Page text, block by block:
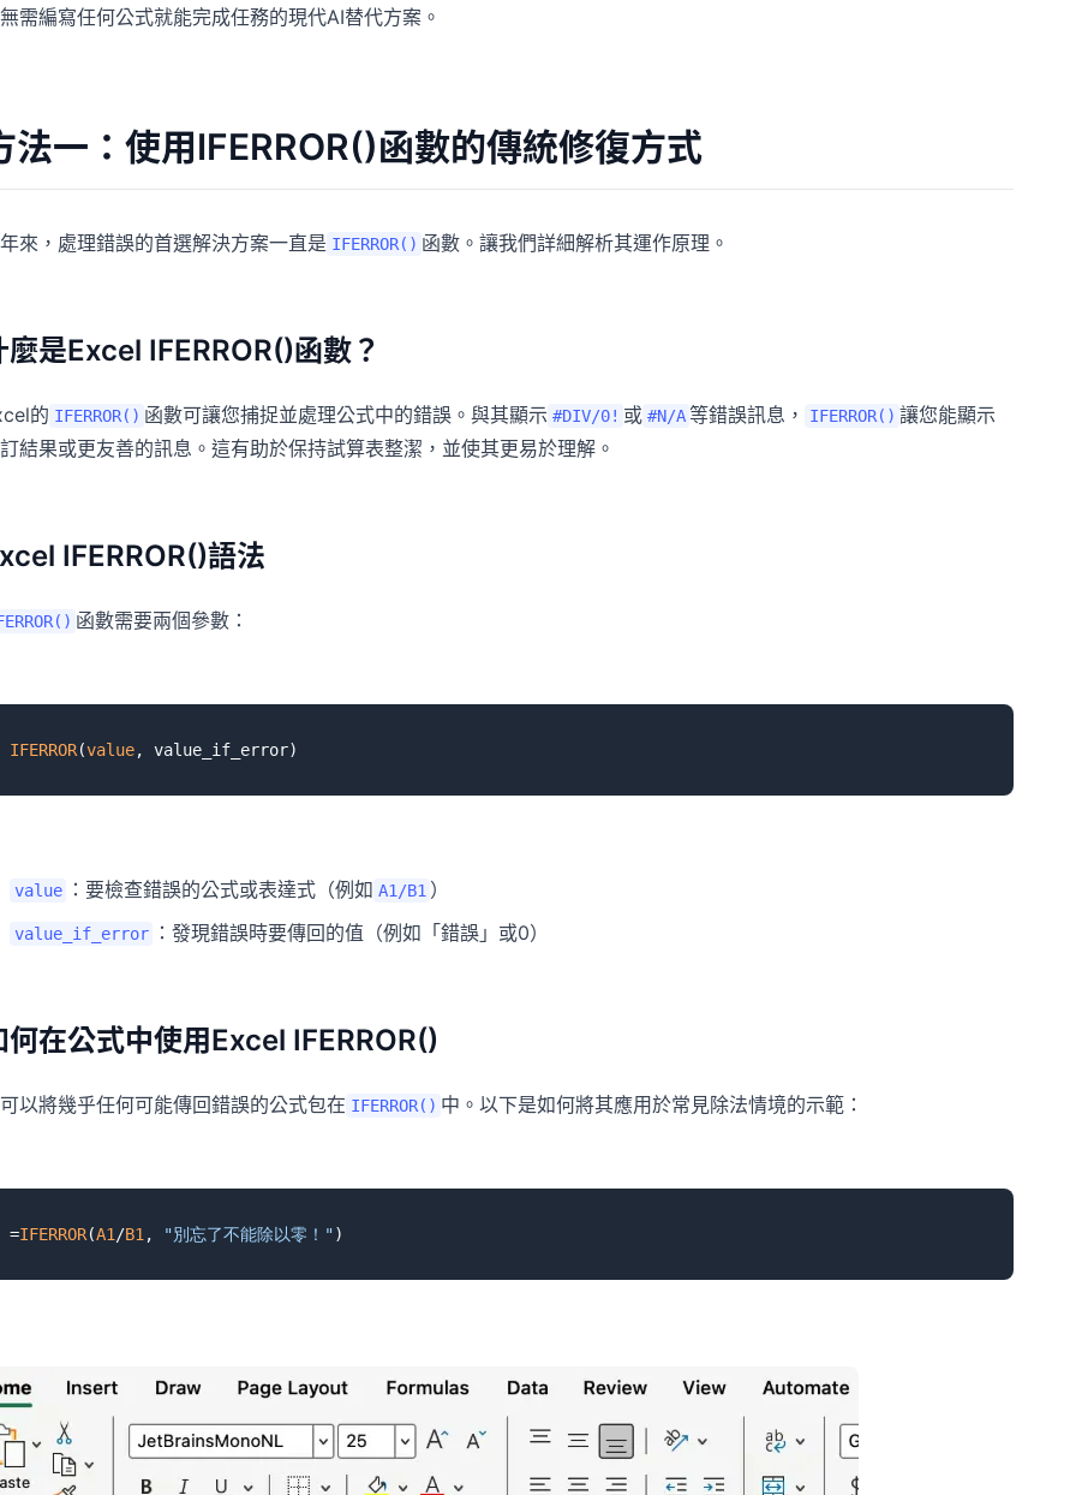
需編寫任何公式就能完成任務的現代AI替代方案。
法一：使用IFERROR()函數的傳統修復方式
來，處理錯誤的首選解決方案一直是 IFERROR() 函數。讓我們詳細解析其運作原理。
麼是Excel IFERROR()函數？
的 IFERROR() 函數可讓您捕捉並處理公式中的錯誤。與其顯示 #DIV/0! 或 #N/A 等錯誤訊息， IFERROR() 讓您能顯示
結果或更友善的訊息。這有助於保持試算表整潔，並使其更易於理解。
IFERROR()語法
函數需要兩個參數：
IFERROR(value
value ：要檢查錯誤的公式或表達式（例如 A1/B1 ）
value_if_error ：發現錯誤時要傳回的值（例如「錯誤」或0）
何在公式中使用Excel IFERROR()
以將幾乎任何可能傳回錯誤的公式包在 IFERROR() 中。以下是如何將其應用於常見除法情境的示範：
=IFERROR(A1 /B1 , "別忘了不能除以零！"